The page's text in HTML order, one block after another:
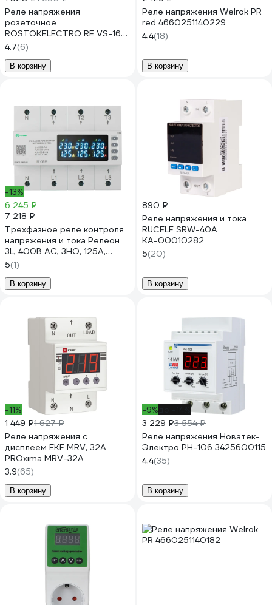
Реле напряжения
розеточное
ROSTOKELECTRO RE VS-16A
46-381
4.7(6)
В корзину
Реле напряжения Welrok PR
red 4660251140229
4.4(18)
В корзину
-13%
6 245 ₽
7 218 ₽
Трехфазное реле контроля
напряжения и тока Релеон
3L, 400В AC, 3НО, 125А,
RV423840092
5(1)
В корзину
890 ₽
Реле напряжения и тока
RUCELF SRW-40A
КА-00010282
5(20)
В корзину
-11%
1 449 ₽1 627 ₽
Реле напряжения с
дисплеем EKF MRV, 32A
PROxima MRV-32A
3.9(65)
В корзину
-9%
3 229 ₽3 554 ₽
Реле напряжения Новатек-
Электро РН-106 3425600115
4.4(35)
В корзину